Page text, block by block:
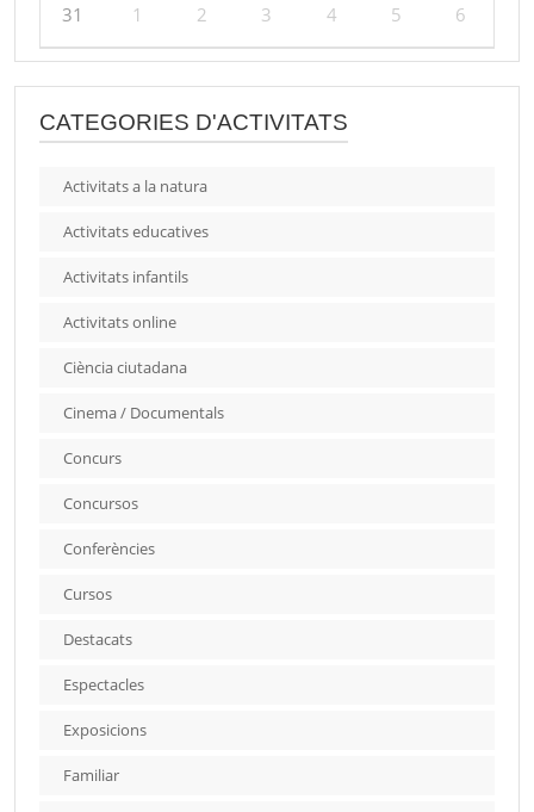
31 1 2 3 4 5 6
CATEGORIES D'ACTIVITATS
Activitats a la natura
Activitats educatives
Activitats infantils
Activitats online
Ciència ciutadana
Cinema / Documentals
Concurs
Concursos
Conferències
Cursos
Destacats
Espectacles
Exposicions
Familiar